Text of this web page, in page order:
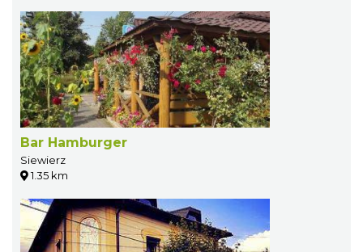
Bar Hamburger
Siewierz
1.35 km